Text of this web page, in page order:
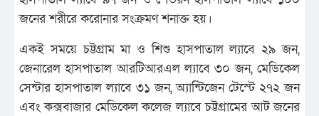
জনের শরীরে করোনার সংক্রমণ শনাক্ত হয়।
একই সময়ে চট্টগ্রাম মা ও শিশু হাসপাতাল ল্যাবে ২৯ জন,
জেনারেল হাসপাতাল আরটিআরএল ল্যাবে ৩০ জন, মেডিকেল
সেন্টার হাসপাতাল ল্যাবে ৩১ জন, অ্যান্টিজেন টেস্টে ২৭২ জন
এবং কক্সবাজার মেডিকেল কলেজ ল্যাবে চট্টগ্রামের আট জনের